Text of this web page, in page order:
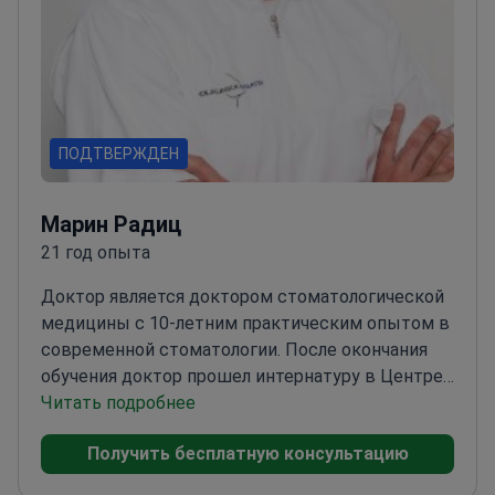
ПОДТВЕРЖДЕН
Марин Радиц
21 год опыта
Доктор является доктором стоматологической
медицины с 10-летним практическим опытом в
современной стоматологии. После окончания
обучения доктор прошел интернатуру в Центре
здоровья Загреб-Запад, а затем перешел в
частный сектор, специализируясь на
поливалентной стоматологии и
Читать подробнее
Получить бесплатную консультацию